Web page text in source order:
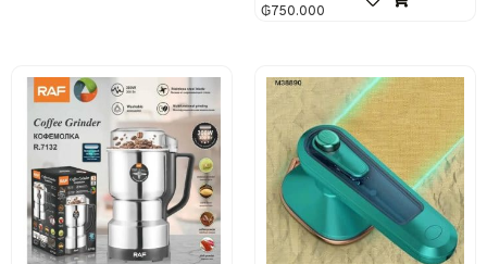
₲750.000